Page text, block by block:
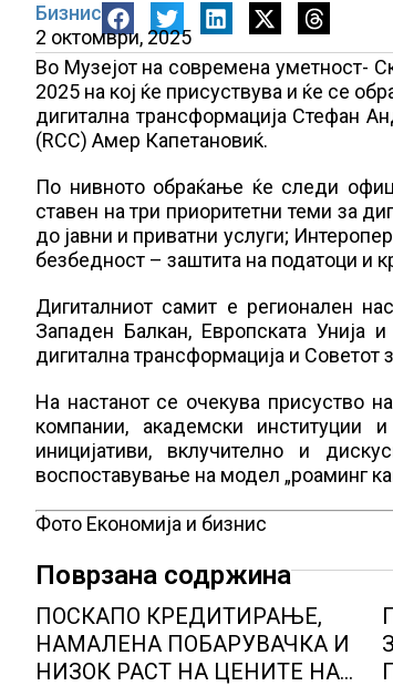
Бизнис
2 октомври, 2025
Во Музејот на современа уметност-
2025 на кој ќе присуствува и ќе се
дигитална трансформација Стефан
(RCC) Амер Капетановиќ.
По нивното обраќање ќе следи
ставен на три приоритетни теми за
до јавни и приватни услуги;
безбедност – заштита на податоци и
Дигиталниот самит е регионален
Западен Балкан, Европската Унија
дигитална трансформација и Советот
На настанот се очекува присуство
компании, академски институции
иницијативи, вклучително и
воспоставување на модел „роаминг
Фото Економија и бизнис
Поврзана содржина
ПОСКАПО КРЕДИТИРАЊЕ,
НАМАЛЕНА ПОБАРУВАЧКА И
НИЗОК РАСТ НА ЦЕНИТЕ НА